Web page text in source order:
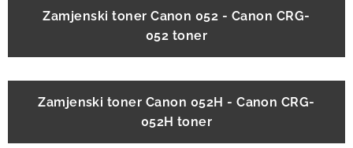
Zamjenski toner Canon 052 - Canon CRG-
052 toner
Zamjenski toner Canon 052H - Canon CRG-
052H toner